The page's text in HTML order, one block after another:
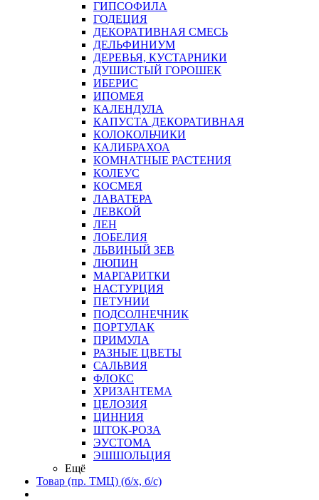
ГИПСОФИЛА
ГОДЕЦИЯ
ДЕКОРАТИВНАЯ СМЕСЬ
ДЕЛЬФИНИУМ
ДЕРЕВЬЯ, КУСТАРНИКИ
ДУШИСТЫЙ ГОРОШЕК
ИБЕРИС
ИПОМЕЯ
КАЛЕНДУЛА
КАПУСТА ДЕКОРАТИВНАЯ
КОЛОКОЛЬЧИКИ
КАЛИБРАХОА
КОМНАТНЫЕ РАСТЕНИЯ
КОЛЕУС
КОСМЕЯ
ЛАВАТЕРА
ЛЕВКОЙ
ЛЕН
ЛОБЕЛИЯ
ЛЬВИНЫЙ ЗЕВ
ЛЮПИН
МАРГАРИТКИ
НАСТУРЦИЯ
ПЕТУНИИ
ПОДСОЛНЕЧНИК
ПОРТУЛАК
ПРИМУЛА
РАЗНЫЕ ЦВЕТЫ
САЛЬВИЯ
ФЛОКС
ХРИЗАНТЕМА
ЦЕЛОЗИЯ
ЦИННИЯ
ШТОК-РОЗА
ЭУСТОМА
ЭШШОЛЬЦИЯ
Ещё
Товар (пр. ТМЦ) (б/х, б/с)